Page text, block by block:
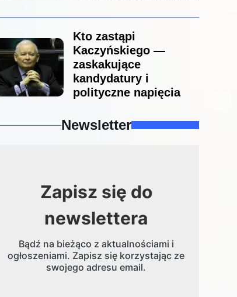
Kto zastąpi
Kaczyńskiego —
zaskakujące
kandydatury i
polityczne napięcia
Newsletter
Zapisz się do
newslettera
Bądź na bieżąco z aktualnościami i
ogłoszeniami. Zapisz się korzystając ze
swojego adresu email.